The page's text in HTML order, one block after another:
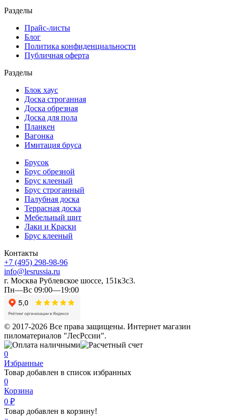
Разделы
Прайс-листы
Блог
Политика конфиденциальности
Публичная оферта
Разделы
Блок хаус
Доска строганная
Доска обрезная
Доска для пола
Планкен
Вагонка
Имитация бруса
Брусок
Брус обрезной
Брус клееный
Брус строганный
Палубная доска
Террасная доска
Мебельный щит
Лаки и Краски
Брус клееный
Контакты
+7 (495) 298-98-96
info@lesrussia.ru
г. Москва Рублевское шоссе, 151к3с3.
Пн—Вс 09:00—19:00
© 2017-2026 Все права защищены. Интернет магазин
пиломатериалов "ЛесРссии".
0
Избранные
Товар добавлен в список избранных
0
Корзина
0 ₽
Товар добавлен в корзину!